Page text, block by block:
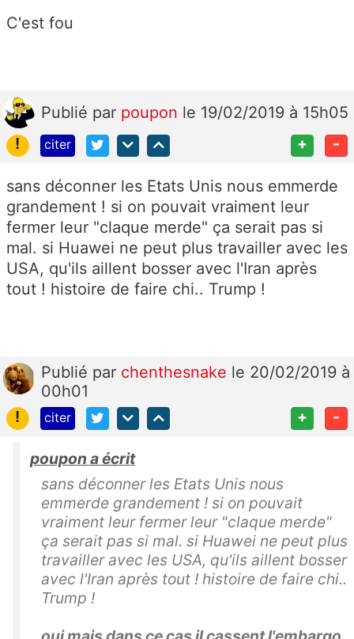
C'est fou
Publié par poupon le 19/02/2019 à 15h05
!
citer + -
sans déconner les Etats Unis nous emmerde
grandement ! si on pouvait vraiment leur
fermer leur "claque merde" ça serait pas si
mal. si Huawei ne peut plus travailler avec les
USA, qu'ils aillent bosser avec l'Iran après
tout ! histoire de faire chi.. Trump !
Publié par chenthesnake le 20/02/2019 à
00h01
!
citer + -
poupon a écrit
sans déconner les Etats Unis nous
emmerde grandement ! si on pouvait
vraiment leur fermer leur "claque merde"
ça serait pas si mal. si Huawei ne peut plus
travailler avec les USA, qu'ils aillent bosser
avec l'Iran après tout ! histoire de faire chi..
Trump !